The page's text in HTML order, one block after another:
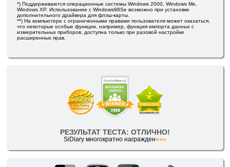
*) Поддерживаются операционные системы Windows 2000, Windows Me,
Windows XP. Использование с Windows98Se возможно при установке
дополнительного драйвера для флэш-карты.
**) На компьютере с ограниченными правами пользователя может оказаться,
что некоторые особые функции, например, функция импорта данных с
измерительных приборов, доступна только при разовой настройке
расширенных прав.
РЕЗУЛЬТАТ ТЕСТА: ОТЛИЧНО!
SiDiary многократно награжден»»»